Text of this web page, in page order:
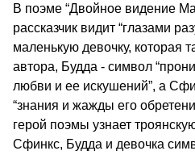
В поэме “Двойное видение
рассказчик видит “глазами
маленькую девочку, которая
автора, Будда - символ
любви и ее искушений”, а
“знания и жажды его
герой поэмы узнает
Сфинкс, Будда и девочка